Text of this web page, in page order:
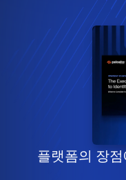
플랫폼의 장